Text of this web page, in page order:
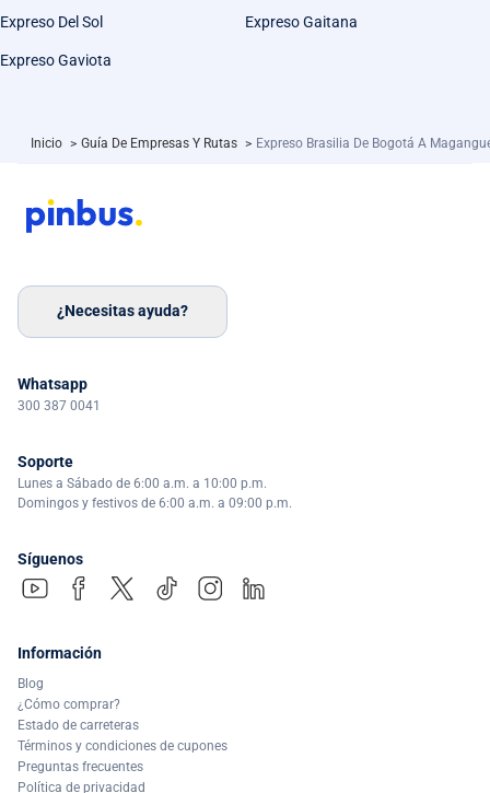
Expreso Del Sol Expreso Gaitana
Expreso Gaviota
Inicio > Guía De Empresas Y Rutas > Expreso Brasilia De Bogotá A
¿Necesitas ayuda?
Whatsapp
300 387 0041
Soporte
Lunes a Sábado de 6:00 a.m. a 10:00 p.m.
Domingos y festivos de 6:00 a.m. a 09:00 p.m.
Síguenos
Información
Blog
¿Cómo comprar?
Estado de carreteras
Términos y condiciones de cupones
Preguntas frecuentes
Política de privacidad